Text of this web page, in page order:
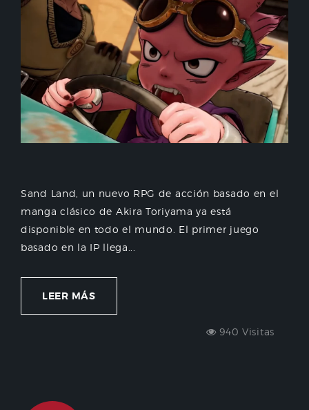
Sand Land, un nuevo RPG de acción basado en el
manga clásico de Akira Toriyama ya está
disponible en todo el mundo. El primer juego
basado en la IP llega...
LEER MÁS
940 Visitas